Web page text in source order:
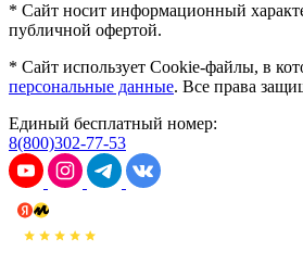
* Сайт носит информационный
публичной офертой.
* Сайт использует Cookie-файлы, в
персональные данные. Все права
Единый бесплатный номер:
8(800)302-77-53